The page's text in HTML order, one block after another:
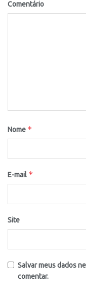
Comentário
Nome *
E-mail *
Site
Salvar meus dados
comentar.